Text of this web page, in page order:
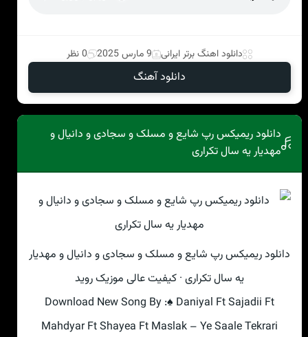
دانلود اهنگ برتر ایرانی 9 مارس 2025 0 نظر
دانلود آهنگ
دانلود ریمیکس رپ شایع و مسلک و سجادی و دانیال و
مهدیار یه سال تکراری
دانلود ریمیکس رپ شایع و مسلک و سجادی و دانیال و مهدیار
یه سال تکراری · کیفیت عالی موزیک روید
Download New Song By :♠ Daniyal Ft Sajadii Ft
Mahdyar Ft Shayea Ft Maslak – Ye Saale Tekrari